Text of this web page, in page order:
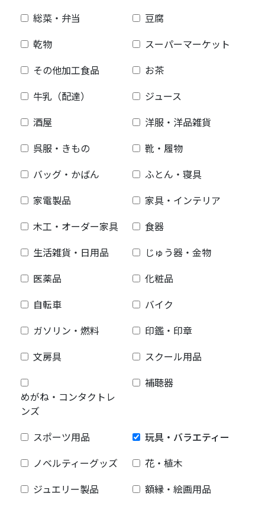
総菜・弁当
豆腐
乾物
スーパーマーケット
その他加工食品
お茶
牛乳（配達）
ジュース
酒屋
洋服・洋品雑貨
呉服・きもの
靴・履物
バッグ・かばん
ふとん・寝具
家電製品
家具・インテリア
木工・オーダー家具
食器
生活雑貨・日用品
じゅう器・金物
医薬品
化粧品
自転車
バイク
ガソリン・燃料
印鑑・印章
文房具
スクール用品
めがね・コンタクトレ
ンズ
補聴器
スポーツ用品
玩具・バラエティー
ノベルティーグッズ
花・植木
ジュエリー製品
額縁・絵画用品